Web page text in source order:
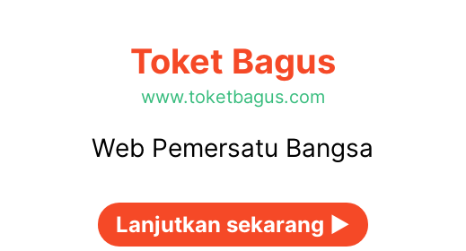
Toket Bagus
www.toketbagus.com
Web Pemersatu Bangsa
Lanjutkan sekarang ►